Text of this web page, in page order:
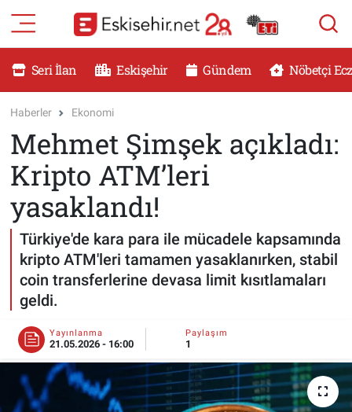
Seri İlan Eskişehir Gündem Nöbetçi
Haberler Ekonomi
Mehmet Şimşek açıkladı:
Kripto ATM’leri
yasaklandı!
Türkiye'de kara para ile mücadele kapsamında
kripto ATM'leri tamamen yasaklanırken, stabil
coin transferlerine devasa limit kısıtlamaları
geldi.
Yayınlanma
21.05.2026 - 16:00
Paylaşım
1
RESMİ İLANLAR
DÜNYA
SAĞLIK
MAGAZİN
KADIN
TEKNOLOJİ
YEMEK
ESKİŞEHİR NÖBETÇİ ECZANELER
Eskişehir Nöbetçi Eczaneler
Eskişehir Namaz Vakitleri
Eskişehir Trafik Yoğunluk Haritası
Süper Lig Puan Durumu ve Fikstür
Tüm Manşetler
Son Dakika Haberleri
Haber Arşivi